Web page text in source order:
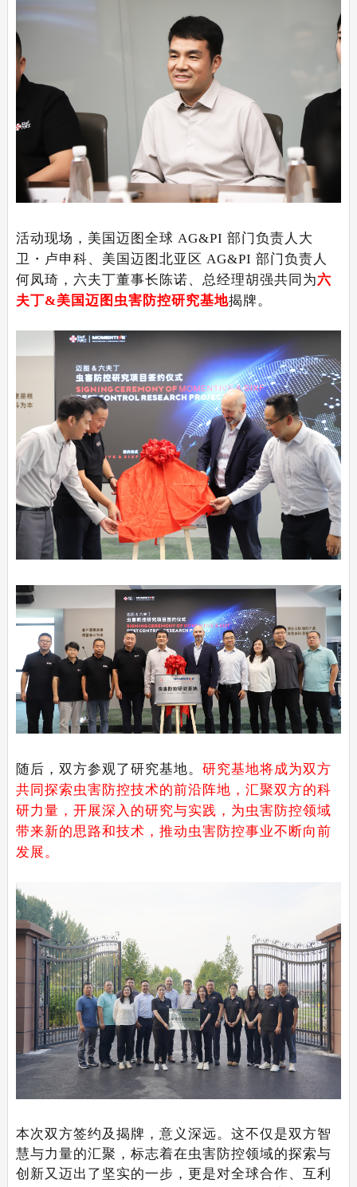
活动现场，美国迈图全球 AG&PI 部门负责人大
卫・卢申科、美国迈图北亚区 AG&PI 部门负责人
何凤琦，六夫丁董事长陈诺、总经理胡强共同为六
夫丁&美国迈图 虫害防控研究基地揭牌。
随后，双方参观了研究基地。 研究基地将成为双方
共同探索虫害防控技术的前沿阵地，汇聚双方的科
研力量，开展深入的研究与实践，为虫害防控领域
带来新的思路和技术，推动虫害防控事业不断向前
发展。
本次双方签约及揭牌，意义深远。这不仅是双方智
慧与力量的汇聚，标志着在虫害防控领域的探索与
创新又迈出了坚实的一步，更是对全球合作、互利